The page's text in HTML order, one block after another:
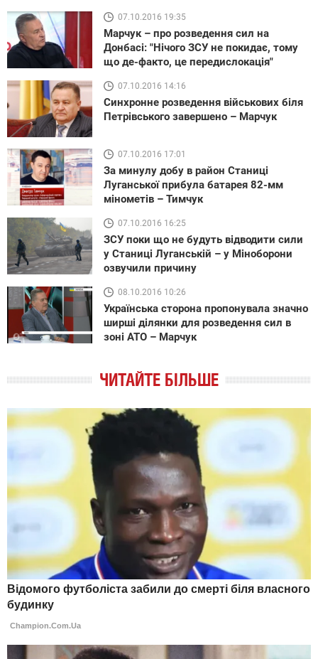
07.10.2016 19:35
Марчук – про розведення сил на
Донбасі: "Нічого ЗСУ не покидає, тому
що де-факто, це передислокація"
07.10.2016 14:16
Синхронне розведення військових біля
Петрівського завершено – Марчук
07.10.2016 17:01
За минулу добу в район Станиці
Луганської прибула батарея 82-мм
мінометів – Тимчук
07.10.2016 16:25
ЗСУ поки що не будуть відводити сили
у Станиці Луганській – у Міноборони
озвучили причину
08.10.2016 10:26
Українська сторона пропонувала значно
ширші ділянки для розведення сил в
зоні АТО – Марчук
ЧИТАЙТЕ БІЛЬШЕ